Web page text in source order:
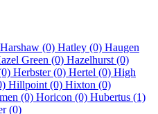
Harshaw (0) Hatley (0) Haugen
Green (0) Hazelhurst (0)
Herbster (0) Hertel (0) High
Hillpoint (0) Hixton (0)
(0) Horicon (0) Hubertus (1)
(0)